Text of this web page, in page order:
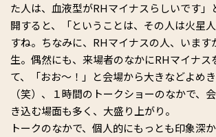
た人は、血液型がRHマイナスらしいです」
開すると、「ということは、その人は火星
すね。ちなみに、RHマイナスの人、います
生。偶然にも、来場者のなかにRHマイナス
て、「おお～！」と会場から大きなどよめ
（笑）、１時間のトークショーのなかで、
き込む場面も多く、大盛り上がり。
トークのなかで、個人的にもっとも印象深